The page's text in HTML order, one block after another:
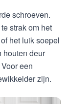
schroeven.
strak om het
het luik soepel
houten deur
een
zijn.